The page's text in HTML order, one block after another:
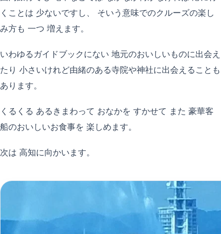
くことは 少ないですし、 そいう意味でのクルーズの楽し
み方も 一つ 増えます。
いわゆるガイドブックにない 地元のおいしいものに出会え
たり 小さいけれど由緒のある寺院や神社に出会えることも
あります。
くるくる あるきまわって おなかを すかせて また 豪華客
船のおいしいお食事を 楽しめます。
次は 高知に向かいます。